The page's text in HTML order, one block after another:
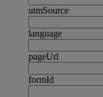
utmSource
language
pageUrl
formId